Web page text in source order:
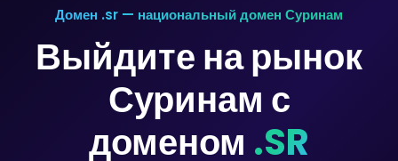
Домен .sr — национальный домен Суринам
Выйдите на рынок
Суринам с
доменом .SR